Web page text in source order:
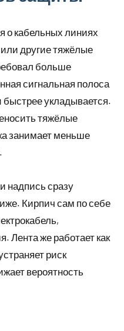
о кабельных линиях
другие тяжёлые
больше
сигнальная полоса
быстрее укладывается.
тяжёлые
занимает меньше
надпись сразу
Кирпич сам по себе
Лента же работает как
риск
вероятность